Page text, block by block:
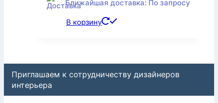
Ближайшая доставка: По запросу
В корзину
Приглашаем к сотрудничеству дизайнеров
интерьера